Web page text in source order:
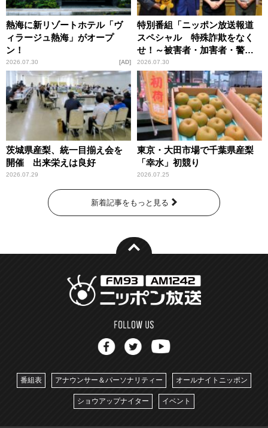
熱海に新リゾートホテル「ヴ
ィラージュ熱海」がオープ
ン！
2026.07.30 AD
特別番組「ニッポン放送報道
スペシャル 特殊詐欺をなく
せ！～被害者・加害者・警視
庁が語るトクリュウの実態
～」放送
2026.07.30
茨城県産梨、統一目揃え会を
開催 出来栄えは良好
2026.07.29
東京・大田市場で千葉県産梨
「幸水」初競り
2026.07.25
新着記事をもっと見る
番組表 アナウンサー＆パーソナリティー オールナイトニッポン
ショウアップナイター イベント